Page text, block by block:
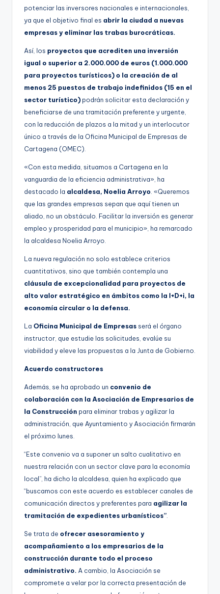
potenciar las inversores nacionales e internacionales,
ya que el objetivo final es abrir la ciudad a nuevas
empresas y eliminar las trabas burocráticas.
Así, los proyectos que acrediten una inversión
igual o superior a 2.000.000 de euros (1.000.000
para proyectos turísticos) o la creación de al
menos 25 puestos de trabajo indefinidos (15 en el
sector turístico) podrán solicitar esta declaración y
beneficiarse de una tramitación preferente y urgente,
con la reducción de plazos a la mitad y un interlocutor
único a través de la Oficina Municipal de Empresas de
Cartagena (OMEC).
«Con esta medida, situamos a Cartagena en la
vanguardia de la eficiencia administrativa», ha
destacado la alcaldesa, Noelia Arroyo . «Queremos
que las grandes empresas sepan que aquí tienen un
aliado, no un obstáculo. Facilitar la inversión es generar
empleo y prosperidad para el municipio», ha remarcado
la alcaldesa Noelia Arroyo.
La nueva regulación no solo establece criterios
cuantitativos, sino que también contempla una
cláusula de excepcionalidad para proyectos de
alto valor estratégico en ámbitos como la I+D+i, la
economía circular o la defensa.
La Oficina Municipal de Empresas será el órgano
instructor, que estudie las solicitudes, evalúe su
viabilidad y eleve las propuestas a la Junta de Gobierno.
Acuerdo constructores
Además, se ha aprobado un convenio de
colaboración con la Asociación de Empresarios de
la Construcción para eliminar trabas y agilizar la
administración, que Ayuntamiento y Asociación firmarán
el próximo lunes.
“Este convenio va a suponer un salto cualitativo en
nuestra relación con un sector clave para la economía
local”, ha dicho la alcaldesa, quien ha explicado que
“buscamos con este acuerdo es establecer canales de
comunicación directos y preferentes para agilizar la
tramitación de expedientes urbanísticos”
Se trata de ofrecer asesoramiento y
acompañamiento a los empresarios de la
construcción durante todo el proceso
administrativo. A cambio, la Asociación se
compromete a velar por la correcta presentación de